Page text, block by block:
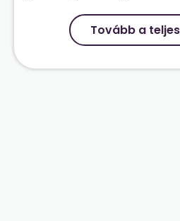
Tovább a